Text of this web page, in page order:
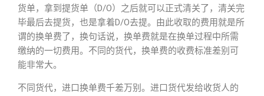
货单，拿到提货单（D/O）之后就可以正式清关了，清关完
毕最后去提货，也是拿着D/O去提。由此收取的费用就是所
谓的换单费了，换句话说，换单费就是在换单过程中所需
缴纳的一切费用。不同的货代，换单费的收费标准差别可
能非常大。
不同货代，进口换单费千差万别。进口货代发给收货人的